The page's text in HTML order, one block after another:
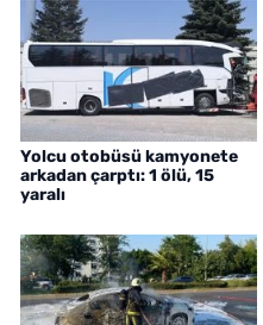
Yolcu otobüsü kamyonete
arkadan çarptı: 1 ölü, 15
yaralı